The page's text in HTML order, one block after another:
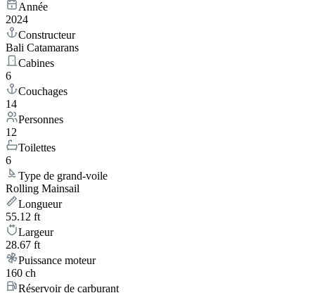
Année
2024
Constructeur
Bali Catamarans
Cabines
6
Couchages
14
Personnes
12
Toilettes
6
Type de grand-voile
Rolling Mainsail
Longueur
55.12 ft
Largeur
28.67 ft
Puissance moteur
160 ch
Réservoir de carburant